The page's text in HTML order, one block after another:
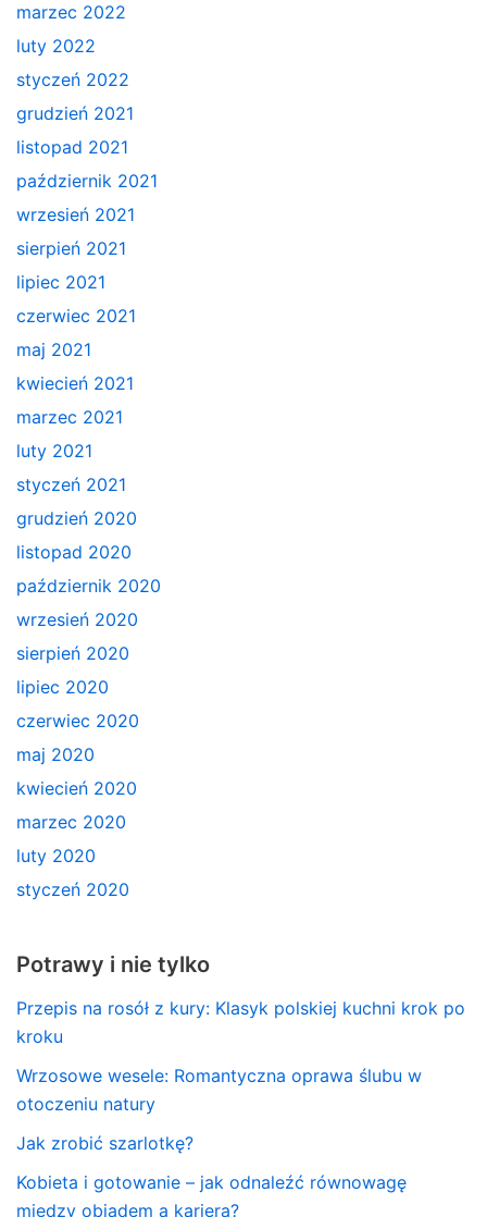
marzec 2022
luty 2022
styczeń 2022
grudzień 2021
listopad 2021
październik 2021
wrzesień 2021
sierpień 2021
lipiec 2021
czerwiec 2021
maj 2021
kwiecień 2021
marzec 2021
luty 2021
styczeń 2021
grudzień 2020
listopad 2020
październik 2020
wrzesień 2020
sierpień 2020
lipiec 2020
czerwiec 2020
maj 2020
kwiecień 2020
marzec 2020
luty 2020
styczeń 2020
Potrawy i nie tylko
Przepis na rosół z kury: Klasyk polskiej kuchni krok po
kroku
Wrzosowe wesele: Romantyczna oprawa ślubu w
otoczeniu natury
Jak zrobić szarlotkę?
Kobieta i gotowanie – jak odnaleźć równowagę
między obiadem a karierą?